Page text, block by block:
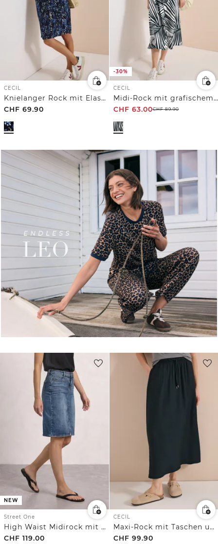
CECIL
Knielanger Rock mit Elastikbund und Print
CHF 69.90
-30%
CECIL
Midi-Rock mit grafischem Muster
CHF 63.00CHF89.90
NEW
Street One
High Waist Midirock mit Knopfdetails
CHF 119.00
CECIL
Maxi-Rock mit Taschen und Struktur
CHF 99.90